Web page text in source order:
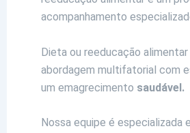
acompanhamento
Dieta ou reeducação
abordagem multifatorial com
um emagrecimento saudável.
Nossa equipe é especializada